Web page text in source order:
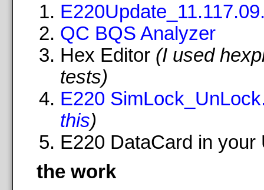
QC BQS Analyzer
Hex Editor (I used
tests)
E220
this)
E220 DataCard in your
the work